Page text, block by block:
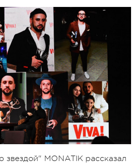
звездой" MONATIK рассказал